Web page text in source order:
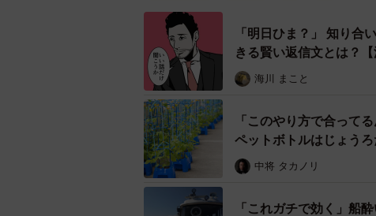
居原田さんにとって、「女医R～そんな
フワークだった。病を得てからは手術
り、美容や身の回りのことも絵文字入り
＜闘病中もきれいでいたい＞＜たまに
「明日ひま？」 知り
きる賢い返信文とは？【
海川 まこと
「このやり方で合って
ペットボトルはじょう
は
中将 タカノリ
「これガチで効く」船